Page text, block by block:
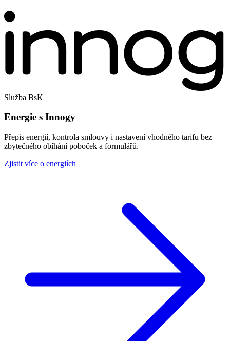
Služba BsK
Energie s Innogy
Přepis energií, kontrola smlouvy i nastavení vhodného tarifu bez
zbytečného obíhání poboček a formulářů.
Zjistit více o energiích